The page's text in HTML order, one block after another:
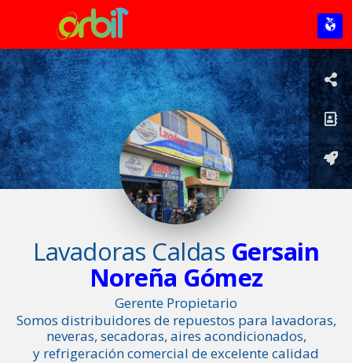
Lavadoras Caldas Gersain
Noreña Gómez
Gerente Propietario
Somos distribuidores de repuestos para lavadoras,
neveras, secadoras, aires acondicionados,
y refrigeración comercial de excelente calidad